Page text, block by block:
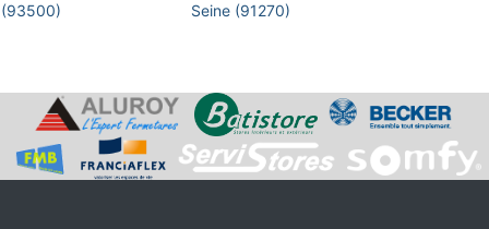
(93500)
Seine (91270)